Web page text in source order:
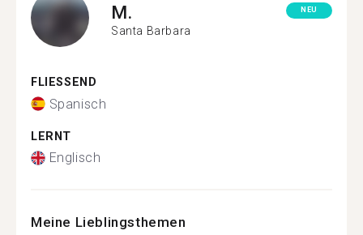
M.
Santa Barbara
NEU
FLIESSEND
Spanisch
LERNT
Englisch
Meine Lieblingsthemen